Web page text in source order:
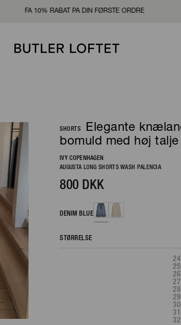
SHORTS
Elegante
bomuld med høj
IVY COPENHAGEN
AUGUSTA LONG SHORTS WASH PALENCIA
800 DKK
DENIM BLUE
STØRRELSE
24
25
26
27
28
29
30
31
32